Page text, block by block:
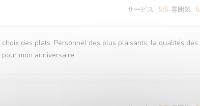
サービス : 5/5 雰囲気 : 5
des plats. Personnel des plus plaisants, la qualités
mon anniversaire.